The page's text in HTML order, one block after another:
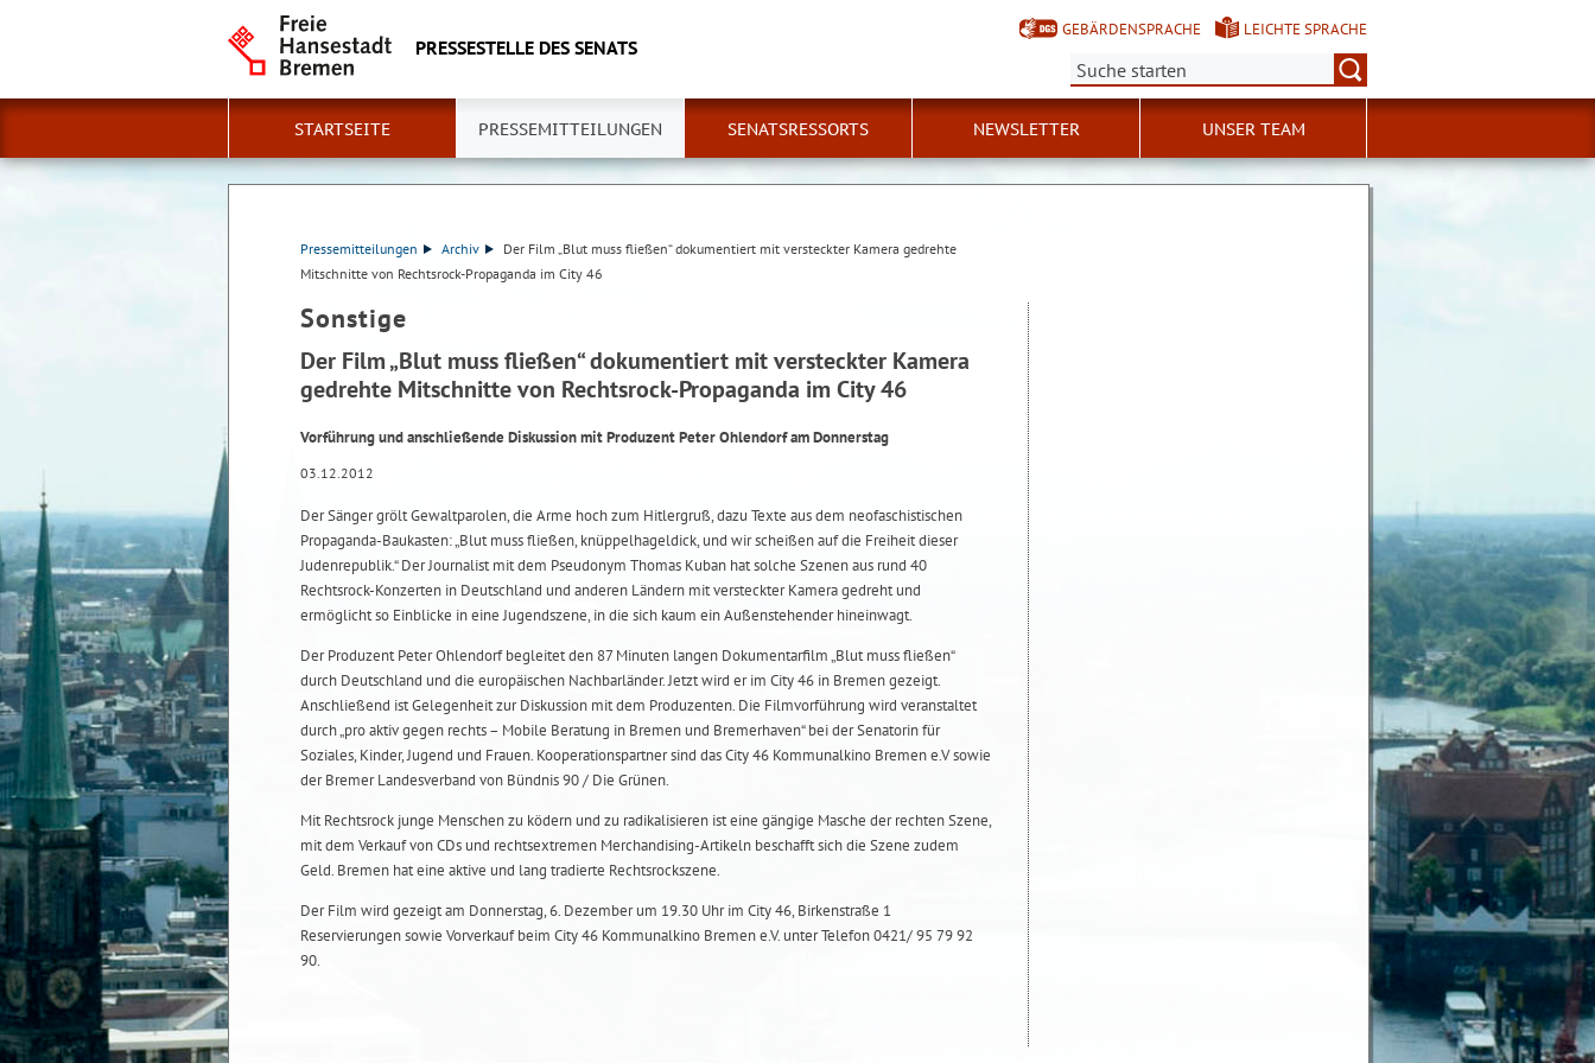
PRESSESTELLE DES SENATS
GEBÄRDENSPRACHE
LEICHTE SPRACHE
Suche:
STARTSEITE PRESSEMITTEILUNGEN SENATSRESSORTS NEWSLETTER UNSER TEAM
Pressemitteilungen Archiv
Der Film „Blut muss fließen“ dokumentiert mit versteckter Kamera gedrehte
Mitschnitte von Rechtsrock-Propaganda im City 46
Sonstige
Der Film „Blut muss fließen“ dokumentiert mit versteckter Kamera
gedrehte Mitschnitte von Rechtsrock-Propaganda im City 46
Vorführung und anschließende Diskussion mit Produzent Peter Ohlendorf am Donnerstag
03.12.2012
Der Sänger grölt Gewaltparolen, die Arme hoch zum Hitlergruß, dazu Texte aus dem neofaschistischen
Propaganda-Baukasten: „Blut muss fließen, knüppelhageldick, und wir scheißen auf die Freiheit dieser
Judenrepublik.“ Der Journalist mit dem Pseudonym Thomas Kuban hat solche Szenen aus rund 40
Rechtsrock-Konzerten in Deutschland und anderen Ländern mit versteckter Kamera gedreht und
ermöglicht so Einblicke in eine Jugendszene, in die sich kaum ein Außenstehender hineinwagt.
Der Produzent Peter Ohlendorf begleitet den 87 Minuten langen Dokumentarfilm „Blut muss fließen“
durch Deutschland und die europäischen Nachbarländer. Jetzt wird er im City 46 in Bremen gezeigt.
Anschließend ist Gelegenheit zur Diskussion mit dem Produzenten. Die Filmvorführung wird veranstaltet
durch „pro aktiv gegen rechts – Mobile Beratung in Bremen und Bremerhaven“ bei der Senatorin für
Soziales, Kinder, Jugend und Frauen. Kooperationspartner sind das City 46 Kommunalkino Bremen e.V sowie
der Bremer Landesverband von Bündnis 90 / Die Grünen.
Mit Rechtsrock junge Menschen zu ködern und zu radikalisieren ist eine gängige Masche der rechten Szene,
mit dem Verkauf von CDs und rechtsextremen Merchandising-Artikeln beschafft sich die Szene zudem
Geld. Bremen hat eine aktive und lang tradierte Rechtsrockszene.
Der Film wird gezeigt am Donnerstag, 6. Dezember um 19.30 Uhr im City 46, Birkenstraße 1
Reservierungen sowie Vorverkauf beim City 46 Kommunalkino Bremen e.V. unter Telefon 0421/ 95 79 92
90.